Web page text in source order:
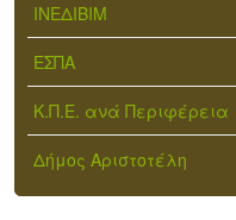
ΙΝΕΔΙΒΙΜ
ΕΣΠΑ
Κ.Π.Ε. ανά Περιφέρεια
Δήμος Αριστοτέλη